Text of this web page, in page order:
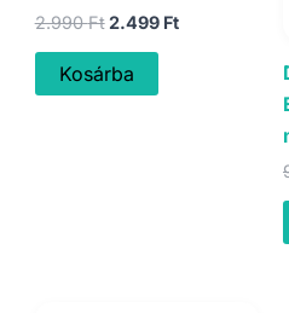
2.990FtOriginal
was:
2.990 Ft.
2.499 FtCurrent
Kosárba